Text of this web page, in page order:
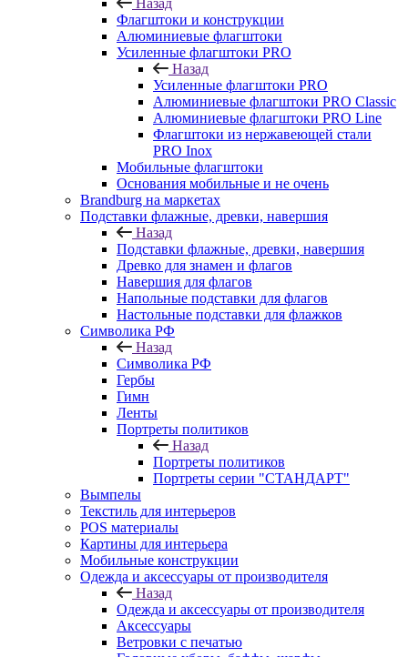
Назад
Флагштоки и конструкции
Алюминиевые флагштоки
Усиленные флагштоки PRO
Назад
Усиленные флагштоки PRO
Алюминиевые флагштоки PRO Classic
Алюминиевые флагштоки PRO Line
Флагштоки из нержавеющей стали
PRO Inox
Мобильные флагштоки
Основания мобильные и не очень
Brandburg на маркетах
Подставки флажные, древки, навершия
Назад
Подставки флажные, древки, навершия
Древко для знамен и флагов
Навершия для флагов
Напольные подставки для флагов
Настольные подставки для флажков
Символика РФ
Назад
Символика РФ
Гербы
Гимн
Ленты
Портреты политиков
Назад
Портреты политиков
Портреты серии "СТАНДАРТ"
Вымпелы
Текстиль для интерьеров
POS материалы
Картины для интерьера
Мобильные конструкции
Одежда и аксессуары от производителя
Назад
Одежда и аксессуары от производителя
Аксессуары
Ветровки с печатью